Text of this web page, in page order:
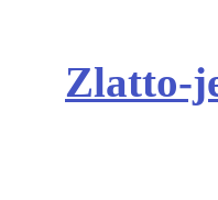
Zlatto-